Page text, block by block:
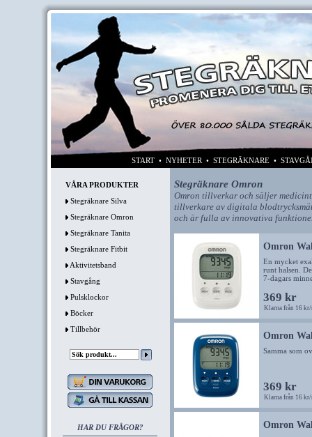
START • NYHETER • STEGRÄKNARE •
VÅRA PRODUKTER
Stegräknare Silva
Stegräknare Omron
Stegräknare Tanita
Stegräknare Fitbit
Aktivitetsband
Stavgång
Pulsklockor
Böcker
Tillbehör
HAR DU FRÅGOR?
Stegräknare Omron
Omron tillverkar och säljer
tillverkare av digitala
och är fulla av innovativa
Omron
En mycket
runt halsen.
7-dagars
369 kr
Klarna från 16 kr/
Omron
Samma som
369 kr
Klarna från 16 kr/
Omron